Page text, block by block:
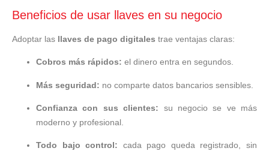
Beneficios de usar llaves en su negocio
Adoptar las llaves de pago digitales trae ventajas claras:
Cobros más rápidos: el dinero entra en segundos.
Más seguridad: no comparte datos bancarios sensibles.
Confianza con sus clientes: su negocio se ve más
moderno y profesional.
Todo bajo control: cada pago queda registrado, sin